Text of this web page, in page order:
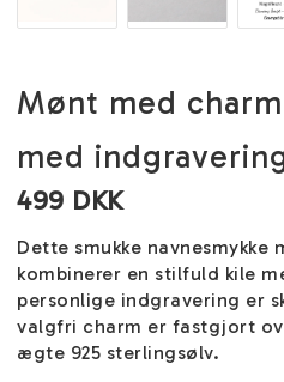
Mønt med
med
499 DKK
Dette smukke navnesmykke
kombinerer en stilfuld kile
personlige indgravering er
valgfri charm er fastgjort
ægte 925 sterlingsølv.